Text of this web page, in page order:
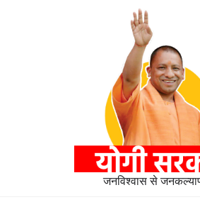
जनविश्वास से